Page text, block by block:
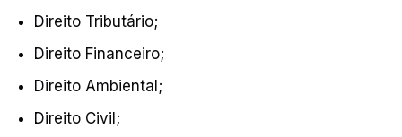
Direito Tributário;
Direito Financeiro;
Direito Ambiental;
Direito Civil;